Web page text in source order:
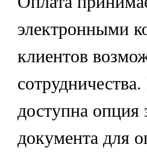
электронными
клиентов
доступна опция
документа для